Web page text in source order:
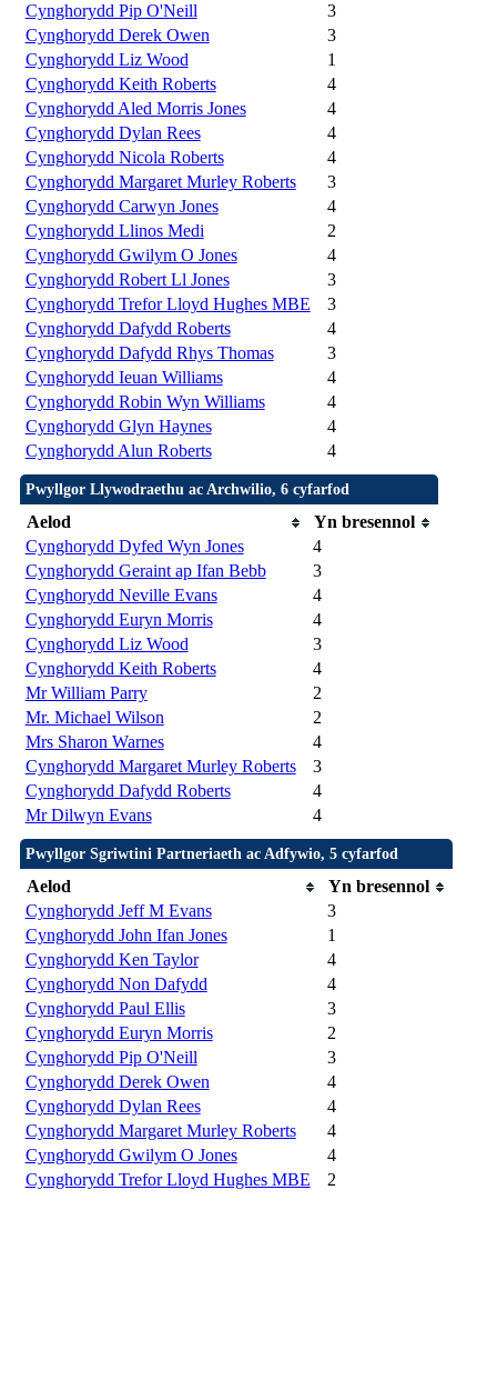
Cynghorydd Pip O'Neill
3
Cynghorydd Derek Owen
3
Cynghorydd Liz Wood
1
Cynghorydd Keith Roberts
4
Cynghorydd Aled Morris Jones
4
Cynghorydd Dylan Rees
4
Cynghorydd Nicola Roberts
4
Cynghorydd Margaret Murley Roberts
3
Cynghorydd Carwyn Jones
4
Cynghorydd Llinos Medi
2
Cynghorydd Gwilym O Jones
4
Cynghorydd Robert Ll Jones
3
Cynghorydd Trefor Lloyd Hughes MBE
3
Cynghorydd Dafydd Roberts
4
Cynghorydd Dafydd Rhys Thomas
3
Cynghorydd Ieuan Williams
4
Cynghorydd Robin Wyn Williams
4
Cynghorydd Glyn Haynes
4
Cynghorydd Alun Roberts
4
Pwyllgor Llywodraethu ac Archwilio, 6 cyfarfod
Aelod
Yn bresennol
Cynghorydd Dyfed Wyn Jones
4
Cynghorydd Geraint ap Ifan Bebb
3
Cynghorydd Neville Evans
4
Cynghorydd Euryn Morris
4
Cynghorydd Liz Wood
3
Cynghorydd Keith Roberts
4
Mr William Parry
2
Mr. Michael Wilson
2
Mrs Sharon Warnes
4
Cynghorydd Margaret Murley Roberts
3
Cynghorydd Dafydd Roberts
4
Mr Dilwyn Evans
4
Pwyllgor Sgriwtini Partneriaeth ac Adfywio, 5 cyfarfod
Aelod
Yn bresennol
Cynghorydd Jeff M Evans
3
Cynghorydd John Ifan Jones
1
Cynghorydd Ken Taylor
4
Cynghorydd Non Dafydd
4
Cynghorydd Paul Ellis
3
Cynghorydd Euryn Morris
2
Cynghorydd Pip O'Neill
3
Cynghorydd Derek Owen
4
Cynghorydd Dylan Rees
4
Cynghorydd Margaret Murley Roberts
4
Cynghorydd Gwilym O Jones
4
Cynghorydd Trefor Lloyd Hughes MBE
2